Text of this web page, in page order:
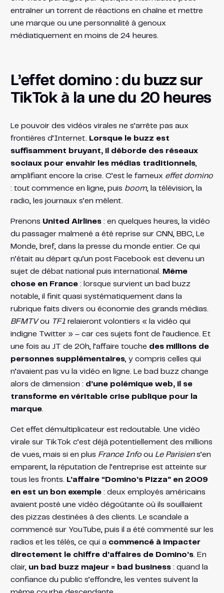
entraîner un torrent de réactions en chaîne et mettre
une marque ou une personnalité à genoux
médiatiquement en moins de 24 heures.
L’effet domino : du buzz sur
TikTok à la une du 20 heures
Le pouvoir des vidéos virales ne s’arrête pas aux
frontières d’Internet.
Lorsque le buzz est
suffisamment bruyant, il déborde des réseaux
sociaux pour envahir les médias traditionnels,
amplifiant encore la crise. C’est le fameux effet domino
: tout commence en ligne, puis boom, la télévision, la
radio, les journaux s’en mêlent.
Prenons United Airlines: en quelques heures, la vidéo
du passager malmené a été reprise sur CNN, BBC, Le
Monde, bref, dans la presse du monde entier. Ce qui
n’était au départ qu’un post Facebook est devenu un
sujet de débat national puis international.
Même
chose en France: lorsque survient un bad buzz
notable, il finit quasi systématiquement dans la
rubrique faits divers ou économie des grands médias.
BFMTVou TF1relaieront volontiers « la vidéo qui
indigne Twitter » – car ces sujets font de l’audience. Et
une fois au JT de 20h, l’affaire touche des millions de
personnes supplémentaires, y compris celles qui
n’avaient pas vu la vidéo en ligne. Le bad buzz change
alors de dimension : d’une polémique web, il se
transforme en véritable crise publique pour la
marque.
Cet effet démultiplicateur est redoutable. Une vidéo
virale sur TikTok c’est déjà potentiellement des millions
de vues, mais si en plus France Infoou Le Parisiens’en
emparent, la réputation de l’entreprise est atteinte sur
tous les fronts.
L’affaire “Domino’s Pizza” en 2009
en est un bon exemple: deux employés américains
avaient posté une vidéo dégoûtante où ils souillaient
des pizzas destinées à des clients. Le scandale a
commencé sur YouTube, puis il a été commenté sur les
radios et les télés, ce qui a commencé à impacter
directement le chiffre d’affaires de Domino’s​. En
clair, un bad buzz majeur = bad business: quand la
confiance du public s’effondre, les ventes suivent la